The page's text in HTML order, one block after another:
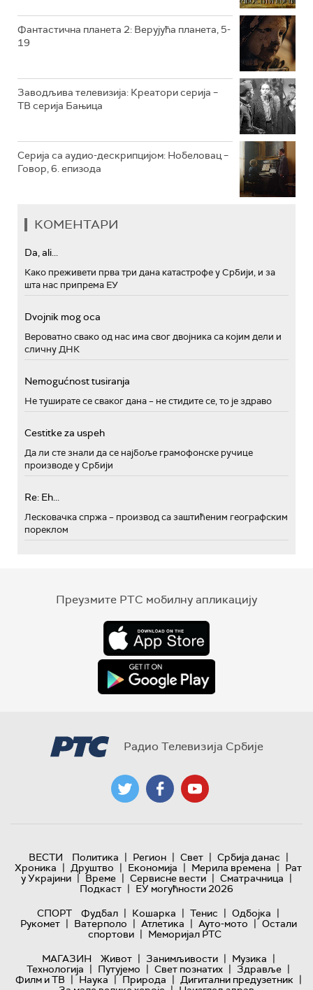
Фантастична планета 2: Верујућа планета, 5-
19
Заводљива телевизија: Креатори серија –
ТВ серија Бањица
Серија са аудио-дескрипцијом: Нобеловац –
Говор, 6. епизода
КОМЕНТАРИ
Da, ali...
Како преживети прва три дана катастрофе у Србији, и за
шта нас припрема ЕУ
Dvojnik mog oca
Вероватно свако од нас има свог двојника са којим дели и
сличну ДНК
Nemogućnost tusiranja
Не туширате се сваког дана – не стидите се, то је здраво
Cestitke za uspeh
Да ли сте знали да се најбоље грамофонске ручице
производе у Србији
Re: Eh...
Лесковачка спржа – производ са заштићеним географским
пореклом
Преузмите РТС мобилну апликацију
Радио Телевизија Србије
ВЕСТИ Политика | Регион | Свет | Србија данас |
Хроника | Друштво | Економија | Мерила времена | Рат
у Украјини | Време | Сервисне вести | Сматрачница |
Подкаст | ЕУ могућности 2026
СПОРТ
Фудбал | Кошарка | Тенис | Одбојка |
Рукомет | Ватерполо | Атлетика | Ауто-мото | Остали
спортови | Меморијал РТС
МАГАЗИН
Живот | Занимљивости | Музика |
Технологијa | Путујемо | Свет познатих | Здравље |
Филм и ТВ | Наука | Природа | Дигитални предузетник |